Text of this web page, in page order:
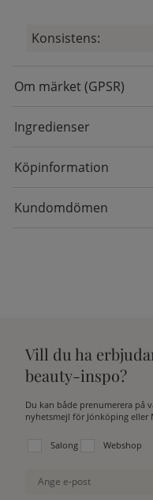
Konsistens:
Om märket (GPSR)
Ingredienser
Köpinformation
Kundomdömen
Vill du ha
beauty-inspo?
Du kan både prenumerera på
nyhetsmejl för Jönköping eller
Välj vilken lista du vill
Salong Webshop
Ange e-post